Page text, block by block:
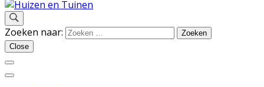
Huizen en Tuinen
Inspiratie voor wonen en tuinieren
Zoeken naar:
Close